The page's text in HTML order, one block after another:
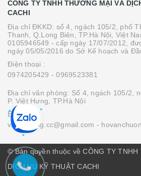
CÔNG TY TNHH THƯƠNG MẠI VÀ
CACHI
Địa chỉ ĐKKD: số 4, ngách 105/2, phố
Thanh, Q.Long Biên, TP.Hà Nội, Việt
0105946549 - cấp ngày 17/07/2012,
ngày 05/05/2016 do Sở Kế hoạch và
Điện thoại :
0974205429 - 0969523381
Địa chỉ văn phòng: Số 4, ngách 105/2,
P. Việt Hưng, TP.Hà Nội
Email :
vanchuong.cc@gmail.com -
© Bản quyền thuộc về CÔNG TY TNHH
DỊCH VỤ KỸ THUẬT CACHI